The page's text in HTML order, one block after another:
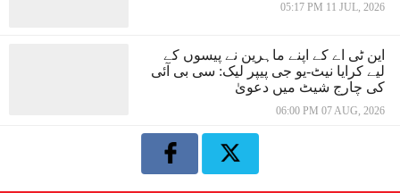
05:17 PM 11 JUL, 2026
این ٹی اے کے اپنے ماہرین نے پیسوں کے
لیے کرایا نیٹ-یو جی پیپر لیک: سی بی آئی
کی چارج شیٹ میں دعویٰ
06:00 PM 07 AUG, 2026